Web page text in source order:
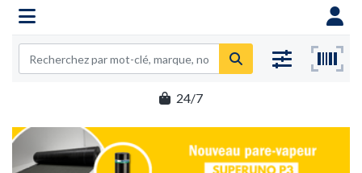
1% de remise supplémentaire